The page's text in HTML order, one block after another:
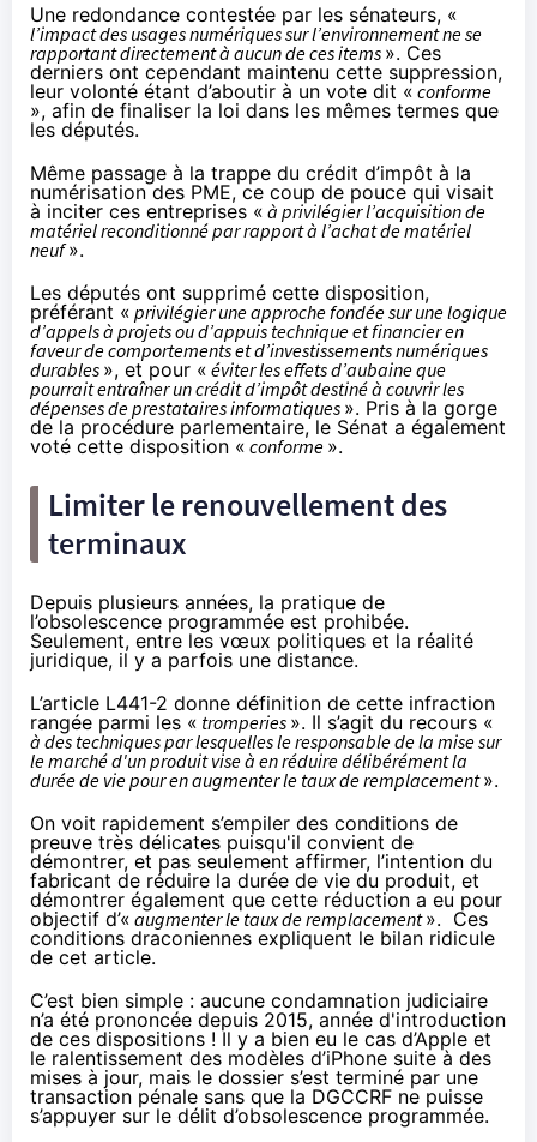
Une redondance contestée par les sénateurs, «
l’impact des usages numériques sur l’environnement ne se
rapportant directement à aucun de ces items ». Ces
derniers ont cependant maintenu cette suppression,
leur volonté étant d’aboutir à un vote dit « conforme
», afin de finaliser la loi dans les mêmes termes que
les députés.
Même passage à la trappe du crédit d’impôt à la
numérisation des PME, ce coup de pouce qui visait
à inciter ces entreprises « à privilégier l’acquisition de
matériel reconditionné par rapport à l’achat de matériel
neuf».
Les députés ont supprimé cette disposition,
préférant « privilégier une approche fondée sur une logique
d’appels à projets ou d’appuis technique et financier en
faveur de comportements et d’investissements numériques
durables », et pour « éviter les effets d’aubaine que
pourrait entraîner un crédit d’impôt destiné à couvrir les
dépenses de prestataires informatiques ». Pris à la gorge
de la procédure parlementaire, le Sénat a également
voté cette disposition « conforme ».
Limiter le renouvellement des
terminaux
Depuis plusieurs années, la pratique de
l’obsolescence programmée est prohibée.
Seulement, entre les vœux politiques et la réalité
juridique, il y a parfois une distance.
L’article L441-2 donne définition de cette infraction
rangée parmi les « tromperies ». Il s’agit du recours «
à des techniques par lesquelles le responsable de la mise sur
le marché d'un produit vise à en réduire délibérément la
durée de vie pour en augmenter le taux de remplacement».
On voit rapidement s’empiler des conditions de
preuve très délicates puisqu'il convient de
démontrer, et pas seulement affirmer, l’intention du
fabricant de réduire la durée de vie du produit, et
démontrer également que cette réduction a eu pour
objectif d’« augmenter le taux de remplacement». Ces
conditions draconiennes expliquent le bilan ridicule
de cet article.
C’est bien simple : aucune condamnation judiciaire
n’a été prononcée depuis 2015, année d'introduction
de ces dispositions ! Il y a bien eu le cas d’Apple et
le ralentissement des modèles d’iPhone suite à des
mises à jour, mais le dossier s’est terminé par une
transaction pénale sans que la DGCCRF ne puisse
s’appuyer sur le délit d’obsolescence programmée.